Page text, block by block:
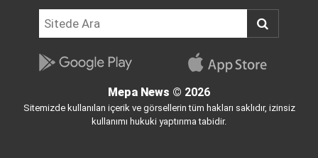
Mepa News © 2026
Sitemizde kullanılan içerik ve görsellerin tüm hakları saklıdır, izinsiz
kullanımı hukuki yaptırıma tabidir.